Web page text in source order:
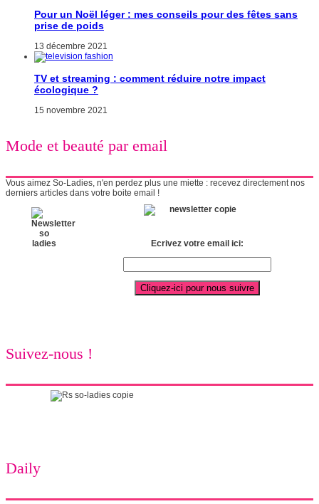
Pour un Noël léger : mes conseils pour des fêtes sans
prise de poids
13 décembre 2021
TV et streaming : comment réduire notre impact
écologique ?
15 novembre 2021
Mode et beauté par email
Vous aimez So-Ladies, n'en perdez plus une miette : recevez directement nos
derniers articles dans votre boite email !
Ecrivez votre email ici:
Suivez-nous !
Daily